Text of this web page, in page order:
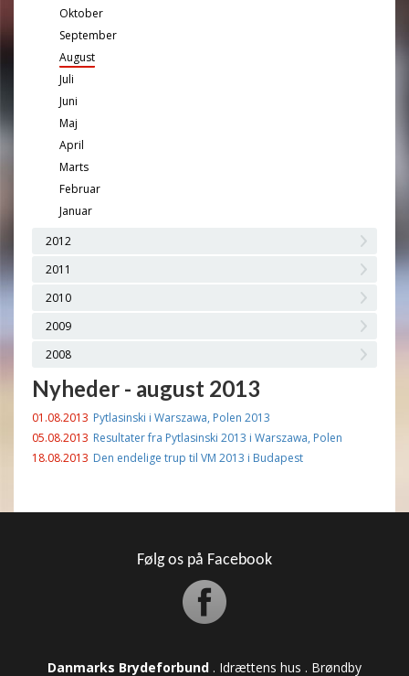
Oktober
September
August
Juli
Juni
Maj
April
Marts
Februar
Januar
2012
2011
2010
2009
2008
Nyheder - august 2013
01.08.2013 Pytlasinski i Warszawa, Polen 2013
05.08.2013 Resultater fra Pytlasinski 2013 i Warszawa, Polen
18.08.2013 Den endelige trup til VM 2013 i Budapest
Følg os på Facebook
Danmarks Brydeforbund . Idrættens hus . Brøndby